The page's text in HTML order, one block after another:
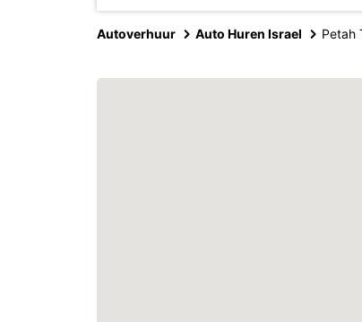
Autoverhuur Auto Huren Israel Petah